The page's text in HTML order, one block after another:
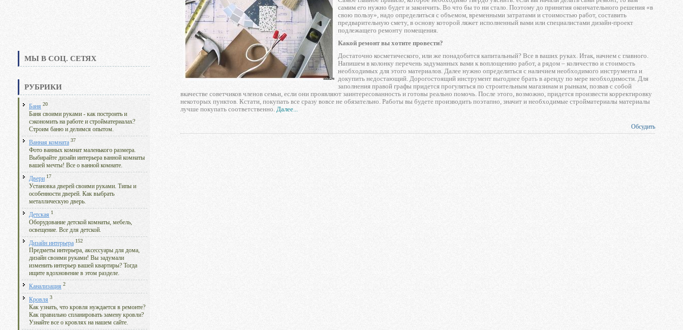
МЫ В СОЦ. СЕТЯХ
РУБРИКИ
Баня 20
Баня своими руками - как построить и
сэкономить на работе и стройматериалах?
Строим баню и делимся опытом.
Ванная комната 37
Фото ванных комнат маленького размера.
Выбирайте дизайн интерьера ванной комнаты
вашей мечты! Все о ванной комнате.
Двери 17
Установка дверей своими руками. Типы и
особенности дверей. Как выбрать
металлическую дверь.
Детская 1
Оборудование детской комнаты, мебель,
освещение. Все для детской.
Дизайн интерьера 152
Предметы интерьера, аксессуары для дома,
дизайн своими руками! Вы задумали
изменить интерьер вашей квартиры? Тогда
ищите вдохновение в этом разделе.
Канализация 2
Кровля 3
Как узнать, что кровля нуждается в ремонте?
Как правильно спланировать замену кровли?
Узнайте все о кровлях на нашем сайте.
самим его нужно будет и закончить. Во что бы то ни стало. Поэтому до принятия окончательного решения «в
свою пользу», надо определиться с объемом, временными затратами и стоимостью работ, составить
предварительную смету, в основу которой ляжет исполненный вами или специалистами дизайн-проект
подлежащего ремонту помещения.
Какой ремонт вы хотите провести?
Достаточно косметического, или же понадобится капитальный? Все в ваших руках. Итак, начнем с главного.
Напишем в колонку перечень задуманных вами к воплощению работ, а рядом – количество и стоимость
необходимых для этого материалов. Далее нужно определиться с наличием необходимого инструмента и
докупить недостающий. Дорогостоящий инструмент выгоднее брать в аренду по мере необходимости. Для
заполнения правой графы придется прогуляться по строительным магазинам и рынкам, позвав с собой
вкачестве советчиков членов семьи, если они проявляют заинтересованность и готовы реально помочь. После этого, возможно, придется произвести корректировку
некоторых пунктов. Кстати, покупать все сразу вовсе не обязательно. Работы вы будете производить поэтапно, значит и необходимые стройматериалы материалы
лучше покупать соответственно. Далее...
Обсудить